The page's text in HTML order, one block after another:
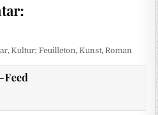
,Kultur; Feuilleton,Kunst, Roman
Feed